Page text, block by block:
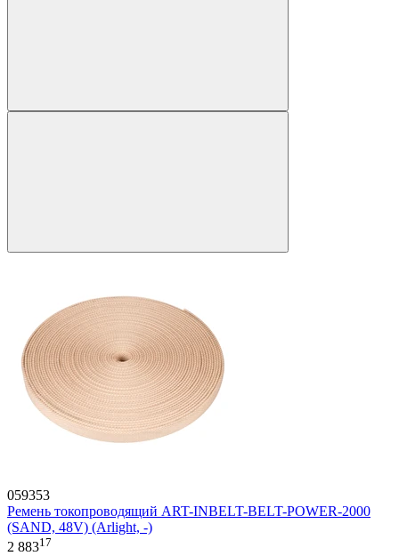
059353
Ремень токопроводящий ART-INBELT-BELT-POWER-2000
(SAND, 48V) (Arlight, -)
2 88317